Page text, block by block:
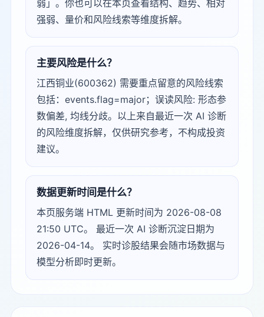
弱」。你也可以在本页查看结构、趋势、相对
强弱、量价和风险线索等维度拆解。
主要风险是什么？
江西铜业(600362) 需要重点留意的风险线索
包括：events.flag=major；误读风险: 形态参
数偏差, 均线分歧。以上来自最近一次 AI 诊断
的风险维度拆解，仅供研究参考，不构成投资
建议。
数据更新时间是什么？
本页服务端 HTML 更新时间为 2026-08-08
21:50 UTC。 最近一次 AI 诊断沉淀日期为
2026-04-14。 实时诊股结果会随市场数据与
模型分析即时更新。